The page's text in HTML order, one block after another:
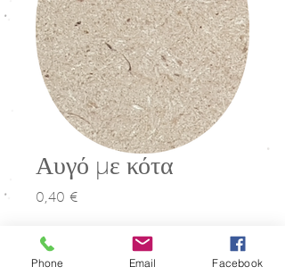
Αυγό με κότα
0,40 €Τιμή
Μέγεθος
Phone Email Facebook